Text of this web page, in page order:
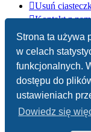
Strona ta używa
w celach
funkcjonalnych.
dostępu do
ustawieniach
Dowiedz się
Usuń
Kontakt z
Technologię
Polski pakiet
Zasady ochrony